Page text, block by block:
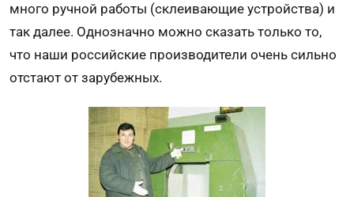
много ручной работы (склеивающие устройства) и
так далее. Однозначно можно сказать только то,
что наши российские производители очень сильно
отстают от зарубежных.